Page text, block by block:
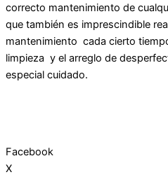
correcto mantenimiento de
que también es imprescindible
mantenimiento cada cierto
limpieza y el arreglo de
especial cuidado.
Facebook
X